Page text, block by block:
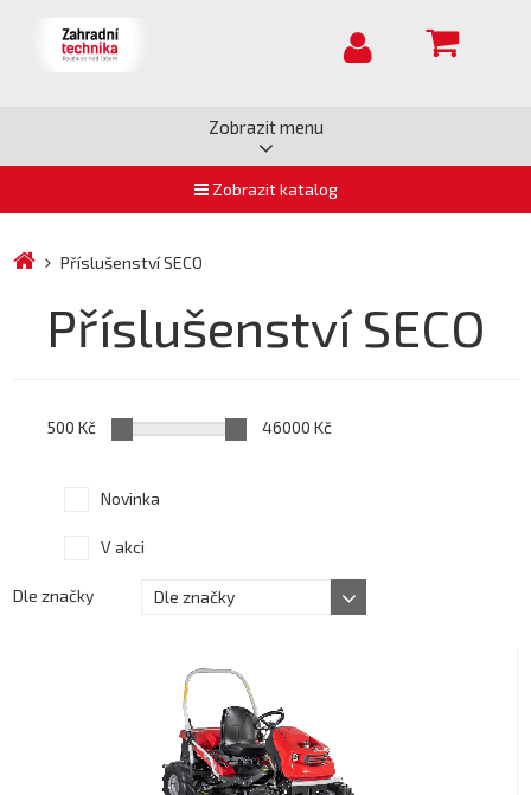
Zobrazit menu
Zobrazit katalog
Příslušenství SECO
Příslušenství SECO
500 Kč 46000 Kč
Novinka
V akci
Dle značky Dle značky